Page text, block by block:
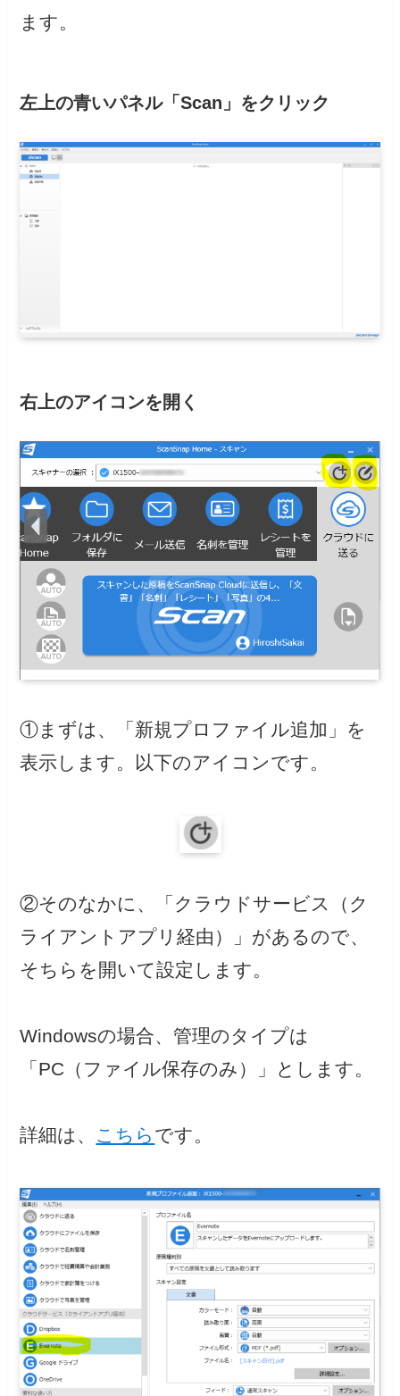
ます。
左上の青いパネル「Scan」をクリック
右上のアイコンを開く
①まずは、「新規プロファイル追加」を
表示します。以下のアイコンです。
②そのなかに、「クラウドサービス（ク
ライアントアプリ経由）」があるので、
そちらを開いて設定します。
Windowsの場合、管理のタイプは
「PC（ファイル保存のみ）」とします。
詳細は、 こちら です。